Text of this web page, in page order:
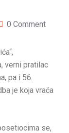
0 Comment
verni pratilac
pa i 56.
je koja vraća
se,